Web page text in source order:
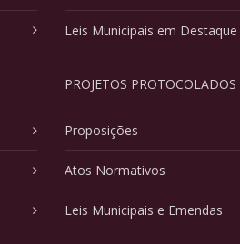
Leis Municipais em Destaque
PROJETOS PROTOCOLADOS
Proposições
Atos Normativos
Leis Municipais e Emendas